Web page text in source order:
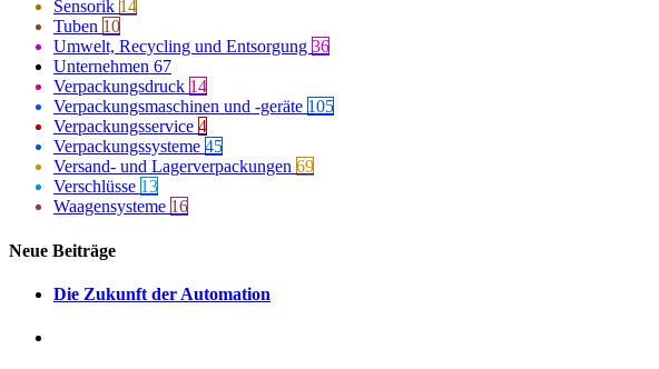
Sensorik 14
Tuben 10
Umwelt, Recycling und Entsorgung 36
Unternehmen 67
Verpackungsdruck 14
Verpackungsmaschinen und -geräte 105
Verpackungsservice 4
Verpackungssysteme 45
Versand- und Lagerverpackungen 69
Verschlüsse 13
Waagensysteme 16
Neue Beiträge
Die Zukunft der Automation